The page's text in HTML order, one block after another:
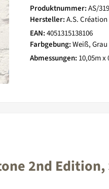
Produktnummer:AS/
Hersteller:A.S. Création
EAN:4051315138106
Farbgebung:Weiß, Grau
Abmessungen: 10,05m x
2nd